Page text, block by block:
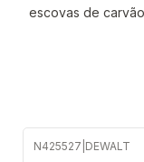
escovas de
N425527 DEWALT